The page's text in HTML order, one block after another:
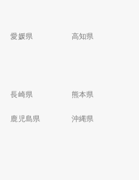
愛媛県 高知県
長崎県 熊本県
鹿児島県 沖縄県